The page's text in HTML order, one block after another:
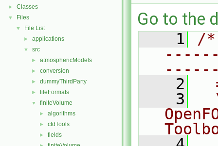
► Classes
▼ Files
▼ File List
► applications
▼ src
► atmosphericModels
► conversion
► dummyThirdParty
► fileFormats
▼ finiteVolume
► algorithms
► cfdTools
► fields
Go to the
    1
/
    2
    3